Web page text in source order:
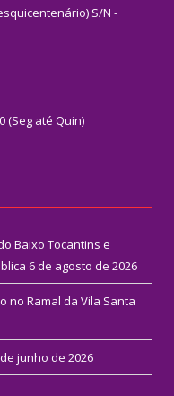
S/N -
(Seg até Quin)
Baixo Tocantins e
6 de agosto de 2026
no Ramal da Vila Santa
junho de 2026